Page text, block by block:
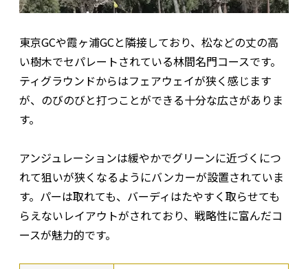
東京GCや霞ヶ浦GCと隣接しており、松などの丈の高
い樹木でセパレートされている林間名門コースです。
ティグラウンドからはフェアウェイが狭く感じます
が、のびのびと打つことができる十分な広さがありま
す。
アンジュレーションは緩やかでグリーンに近づくにつ
れて狙いが狭くなるようにバンカーが設置されていま
す。パーは取れても、バーディはたやすく取らせても
らえないレイアウトがされており、戦略性に富んだコ
ースが魅力的です。